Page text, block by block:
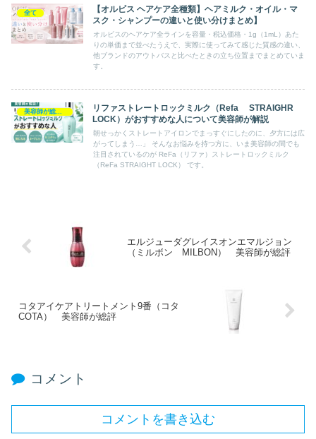
全て
【オルビス ヘアケア全種類】ヘアミルク・オイル・マ
スク・シャンプーの違いと使い分けまとめ】
オルビスのヘアケア全ラインを容量・税込価格・1g（1mL）あた
りの単価まで並べたうえで、実際に使ってみて感じた質感の違い、
他ブランドのアウトバスと比べたときの立ち位置までまとめていま
す。
リファストレートロックミルク（Refa STRAIGHR
LOCK）がおすすめな人について美容師が解説
朝せっかくストレートアイロンでまっすぐにしたのに、夕方には広
がってしまう…」 そんなお悩みを持つ方に、いま美容師の間でも
注目されているのが ReFa（リファ）ストレートロックミルク
（ReFa STRAIGHT LOCK） です。
エルジューダグレイスオンエマルジョン
（ミルボン MILBON） 美容師が総評
コタアイケアトリートメント9番（コタ
COTA） 美容師が総評
コメント
コメントを書き込む